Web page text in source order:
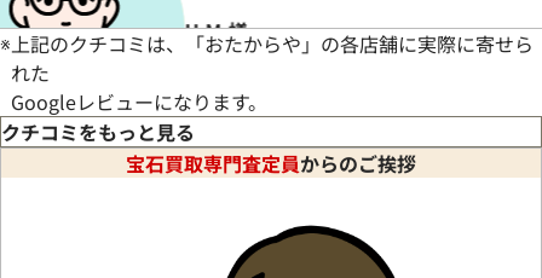
※上記のクチコミは、「おたからや」の各店舗に実際に寄せら
れた
Googleレビューになります。
クチコミをもっと見る
宝石買取専門査定員からのご挨拶